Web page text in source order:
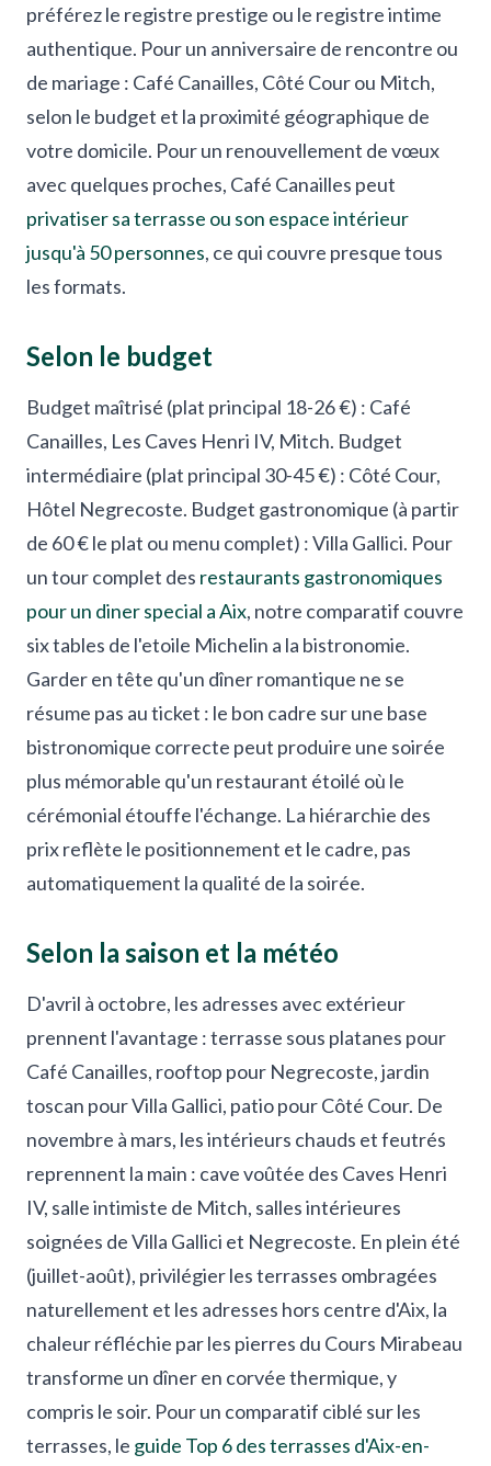
préférez le registre prestige ou le registre intime
authentique. Pour un anniversaire de rencontre ou
de mariage : Café Canailles, Côté Cour ou Mitch,
selon le budget et la proximité géographique de
votre domicile. Pour un renouvellement de vœux
avec quelques proches, Café Canailles peut
privatiser sa terrasse ou son espace intérieur
jusqu'à 50 personnes, ce qui couvre presque tous
les formats.
Selon le budget
Budget maîtrisé (plat principal 18-26 €) : Café
Canailles, Les Caves Henri IV, Mitch. Budget
intermédiaire (plat principal 30-45 €) : Côté Cour,
Hôtel Negrecoste. Budget gastronomique (à partir
de 60 € le plat ou menu complet) : Villa Gallici. Pour
un tour complet des restaurants gastronomiques
pour un diner special a Aix, notre comparatif couvre
six tables de l'etoile Michelin a la bistronomie.
Garder en tête qu'un dîner romantique ne se
résume pas au ticket : le bon cadre sur une base
bistronomique correcte peut produire une soirée
plus mémorable qu'un restaurant étoilé où le
cérémonial étouffe l'échange. La hiérarchie des
prix reflète le positionnement et le cadre, pas
automatiquement la qualité de la soirée.
Selon la saison et la météo
D'avril à octobre, les adresses avec extérieur
prennent l'avantage : terrasse sous platanes pour
Café Canailles, rooftop pour Negrecoste, jardin
toscan pour Villa Gallici, patio pour Côté Cour. De
novembre à mars, les intérieurs chauds et feutrés
reprennent la main : cave voûtée des Caves Henri
IV, salle intimiste de Mitch, salles intérieures
soignées de Villa Gallici et Negrecoste. En plein été
(juillet-août), privilégier les terrasses ombragées
naturellement et les adresses hors centre d'Aix, la
chaleur réfléchie par les pierres du Cours Mirabeau
transforme un dîner en corvée thermique, y
compris le soir. Pour un comparatif ciblé sur les
terrasses, le guide Top 6 des terrasses d'Aix-en-